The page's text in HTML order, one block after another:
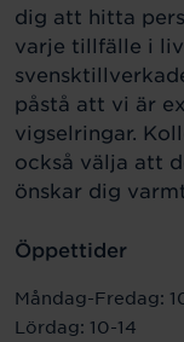
dig att hitta
varje tillfälle i
påstå att vi är
vigselringar.
också välja att
önskar dig
Öppettider
Måndag-Fredag:
Lördag: 10-14